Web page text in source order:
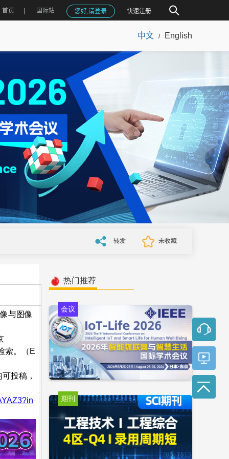
首页 国际站 您好,请登录 快速注册
中文 / English
转发 未收藏
与图像
索。（E
投稿，
热门推荐
会议
期刊